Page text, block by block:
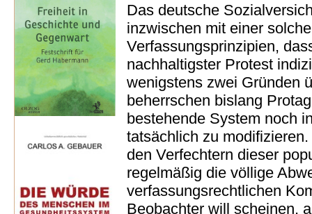
Das deutsche
inzwischen mit einer
Verfassungsprinzipien,
nachhaltigster Protest
wenigstens zwei Gründen
beherrschen bislang
bestehende System noch
tatsächlich zu
den Verfechtern dieser
regelmäßig die völlige
verfassungsrechtlichen
Beobachter will scheinen,